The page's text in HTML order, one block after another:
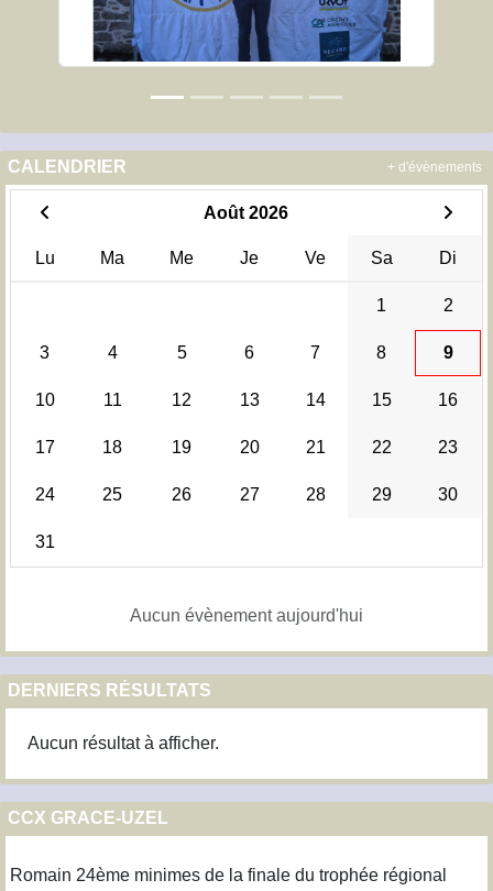
CALENDRIER
Août 2026
Lu Ma Me Je Ve Sa Di
1 2
3 4 5 6 7 8 9
10 11 12 13 14 15 16
17 18 19 20 21 22 23
24 25 26 27 28 29 30
31
Aucun évènement aujourd'hui
+ d'évènements
DERNIERS RÉSULTATS
Aucun résultat à afficher.
CCX GRACE-UZEL
Romain 24ème minimes de la finale du trophée régional